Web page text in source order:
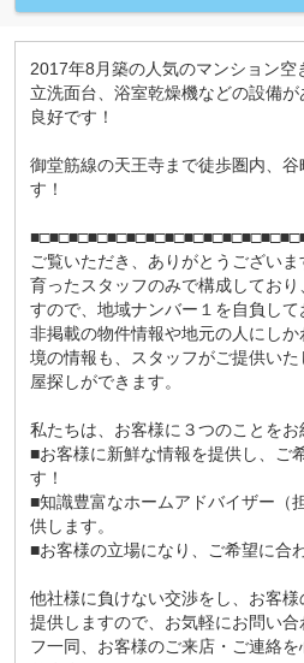
2017年8月築の人気のマンション空
立洗面台、浴室乾燥機などの設備
良好です！
御堂筋線の天王寺まで徒歩圏内、
す！
ご覧いただき、ありがとうござい
育ったスタッフのみで構成してお
すので、地域ナンバー１を自負し
非掲載の物件情報や地元の人にし
境の情報も、スタッフがご提供い
屋探しができます。
私たちは、お客様に３つのことをお
■お客様に新鮮な情報を提供し、ご
す！
■知識豊富なホームアドバイザー（
供します。
■お客様の立場になり、ご希望に合
他社様に負けない交渉をし、お客
提供しますので、お気軽にお問い
フ一同、お客様のご来店・ご連絡